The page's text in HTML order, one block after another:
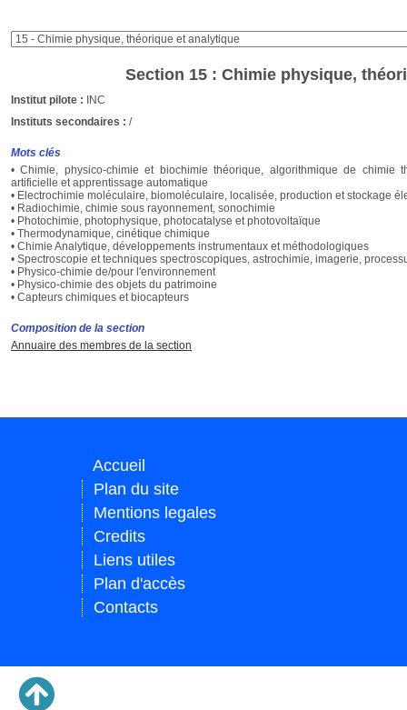
Section 15 : Chimie physique,
Institut pilote : INC
Instituts secondaires : /
Mots clés
• Chimie, physico-chimie et biochimie théorique, algorithmique de chimie
artificielle et apprentissage automatique
• Electrochimie moléculaire, biomoléculaire, localisée, production et stockage
• Radiochimie, chimie sous rayonnement, sonochimie
• Photochimie, photophysique, photocatalyse et photovoltaïque
• Thermodynamique, cinétique chimique
• Chimie Analytique, développements instrumentaux et méthodologiques
• Spectroscopie et techniques spectroscopiques, astrochimie, imagerie,
• Physico-chimie de/pour l'environnement
• Physico-chimie des objets du patrimoine
• Capteurs chimiques et biocapteurs
Composition de la section
Annuaire des membres de la section
Accueil
Plan du site
Mentions legales
Credits
Liens utiles
Plan d'accès
Contacts